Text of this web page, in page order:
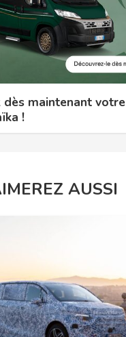
dès maintenant votre
!
AUSSI